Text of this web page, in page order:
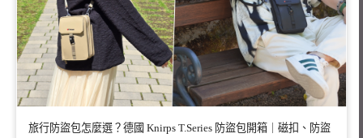
旅行防盜包怎麼選？德國 Knirps T.Series 防盜包開箱｜磁扣、防盜